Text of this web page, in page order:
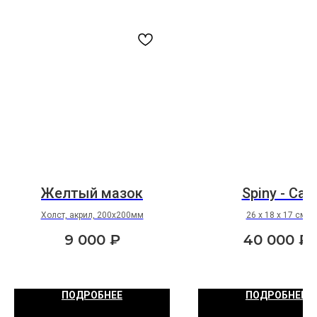
Желтый мазок
Холст, акрил, 200х200мм
9 000 ₽
ПОДРОБНЕЕ
Spiny - Cat
26 х 18 х 17 см
40 000 ₽
ПОДРОБНЕЕ